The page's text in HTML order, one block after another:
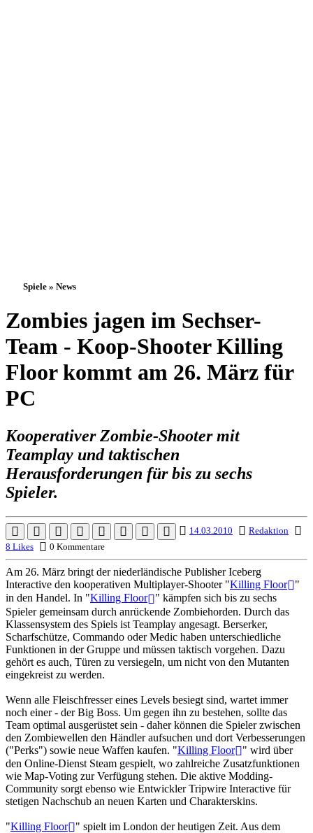
Spiele » News
Zombies jagen im Sechser-
Team - Koop-Shooter Killing
Floor kommt am 26. März für
PC
Kooperativer Zombie-Shooter mit
Teamplay und taktischen
Herausforderungen für bis zu sechs
Spieler.
14.03.2010
Redaktion
8 Likes
0 Kommentare
Am 26. März bringt der niederländische Publisher Iceberg
Interactive den kooperativen Multiplayer-Shooter "Killing Floor
"
in den Handel. In "Killing Floor
" kämpfen sich bis zu sechs
Spieler gemeinsam durch anrückende Zombiehorden. Durch das
Klassensystem des Spiels ist Teamplay angesagt. Berserker,
Scharfschütze, Commando oder Medic haben unterschiedliche
Funktionen in der Gruppe und müssen taktisch vorgehen. Dazu
gehört es auch, Türen zu versiegeln, um nicht von den Mutanten
eingekreist zu werden.
Wenn alle Fleischfresser eines Levels besiegt sind, wartet immer
noch einer - der Big Boss. Um gegen ihn zu bestehen, sollte das
Team optimal ausgerüstet sein - daher können die Spieler zwischen
den Zombiewellen den Händler aufsuchen und dort Verbesserungen
("Perks") sowie neue Waffen kaufen. "Killing Floor
" wird über
den Online-Dienst Steam gespielt, wo zahlreiche Zusatzfunktionen
wie Map-Voting zur Verfügung stehen. Die aktive Modding-
Community sorgt ebenso wie Entwickler Tripwire Interactive für
stetigen Nachschub an neuen Karten und Charakterskins.
"Killing Floor
" spielt im London der heutigen Zeit. Aus dem